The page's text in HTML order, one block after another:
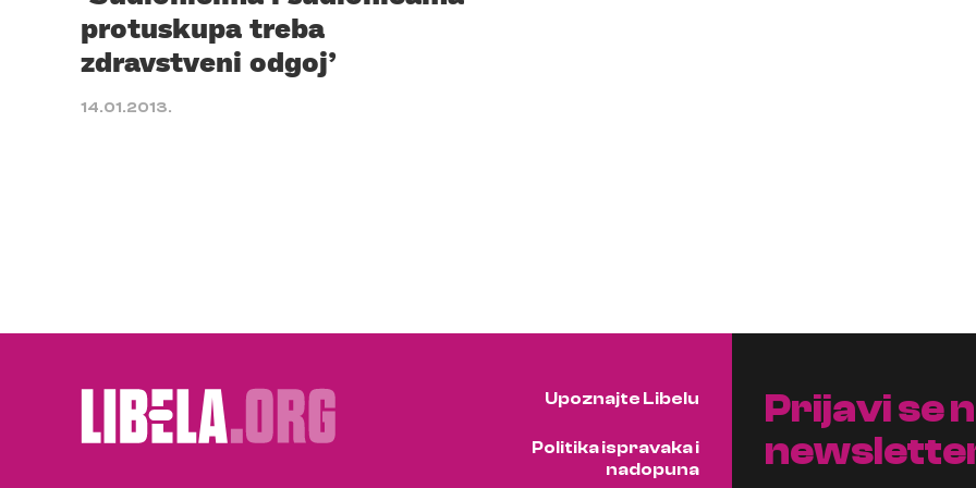
protuskupa treba
zdravstveni odgoj’
14.01.2013.
Upoznajte Libelu
Politika ispravaka i
nadopuna
Prijavi se